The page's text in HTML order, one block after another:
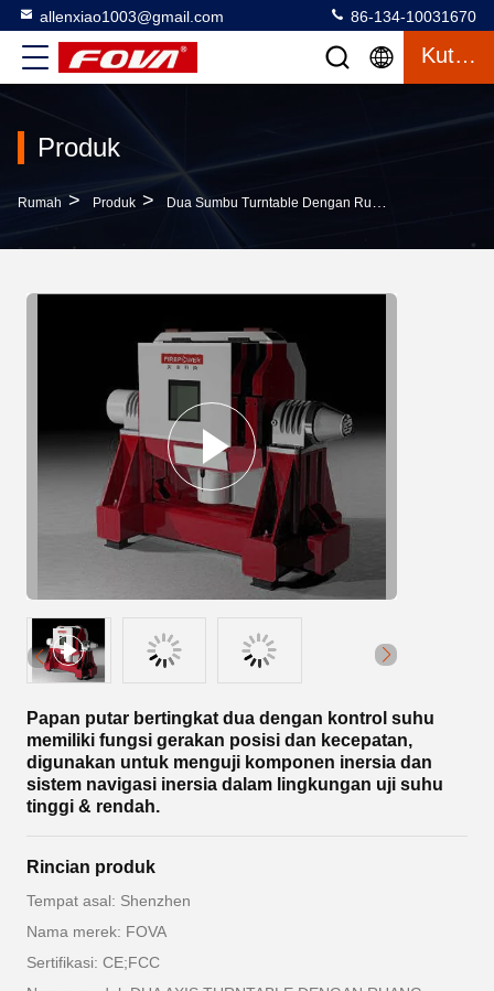
allenxiao1003@gmail.com 86-134-10031670
Kutipan
Produk
Rumah > Produk > Dua Sumbu Turntable Dengan Ruang
Papan putar bertingkat dua dengan kontrol suhu
memiliki fungsi gerakan posisi dan kecepatan,
digunakan untuk menguji komponen inersia dan
sistem navigasi inersia dalam lingkungan uji suhu
tinggi & rendah.
Rincian produk
Tempat asal: Shenzhen
Nama merek: FOVA
Sertifikasi: CE;FCC